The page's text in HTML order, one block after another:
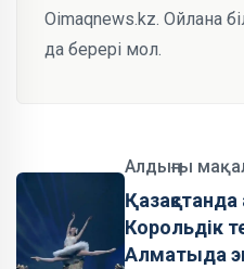
Oimaqnews.kz. Ойлана
да берері мол.
Алдыңғы
Корольдік
Алматыда